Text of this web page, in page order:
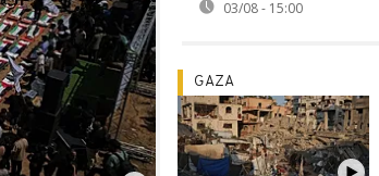
03/08 - 15:00
GAZA